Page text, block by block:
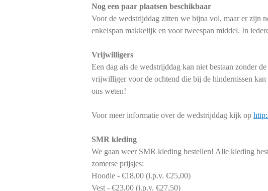
Nog een paar plaatsen beschikbaar
Voor de wedstrijddag zitten we bijna vol, maar er zijn
enkelspan makkelijk en voor tweespan middel. In
Vrijwilligers
Een dag als de wedstrijddag kan niet bestaan zonder
vrijwilliger voor de ochtend die bij de hindernissen
ons weten!
Voor meer informatie over de wedstrijddag kijk op
SMR kleding
We gaan weer SMR kleding bestellen! Alle kleding
zomerse prijsjes:
Hoodie - €18,00 (i.p.v. €25,00)
Vest - €23,00 (i.p.v. €27,50)